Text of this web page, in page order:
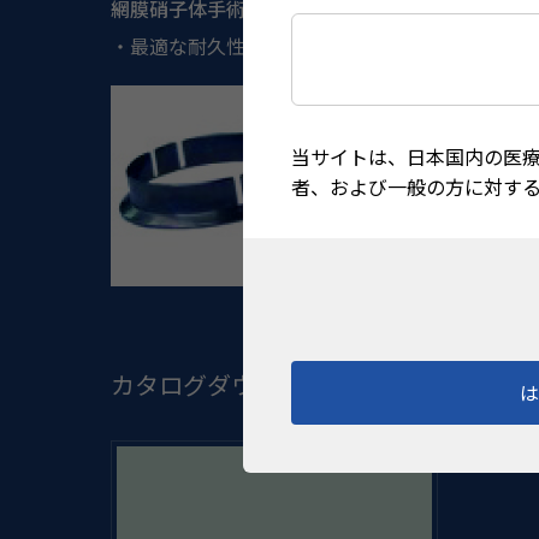
当サイトは、日本国内の医
者、および一般の方に対す
網膜硝子体手術用のレンズリング
・最適な耐久性のチタン製です。 ・全ての
カタログダウンロード